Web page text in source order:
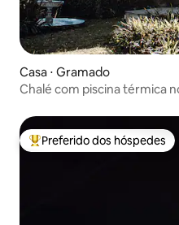
Casa ⋅ Gramado
Chalé com piscina térmica
Entre os melhores
Preferido dos hóspedes